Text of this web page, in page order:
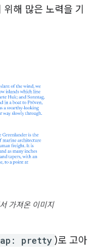
해 많은 노력을 기
가져온 이미지
pretty )로 고아